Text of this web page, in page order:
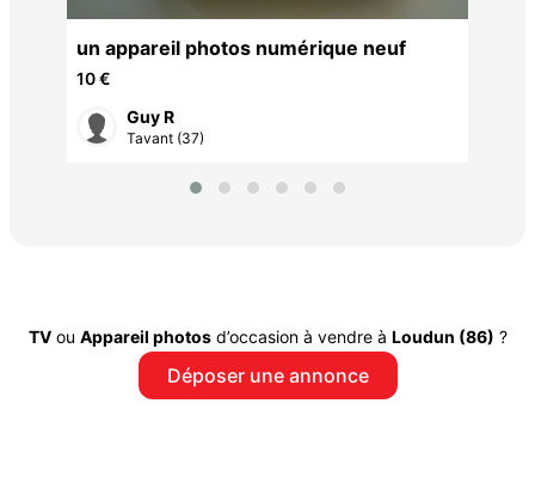
un appareil photos numérique neuf
10 €
Guy R
Tavant (37)
TVou Appareil photosd’occasion à vendre à Loudun (86) ?
Déposer une annonce